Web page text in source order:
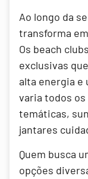
Ao longo da
transforma
Os beach
exclusivas
alta energia e
varia todos
temáticas,
jantares
Quem busca
opções